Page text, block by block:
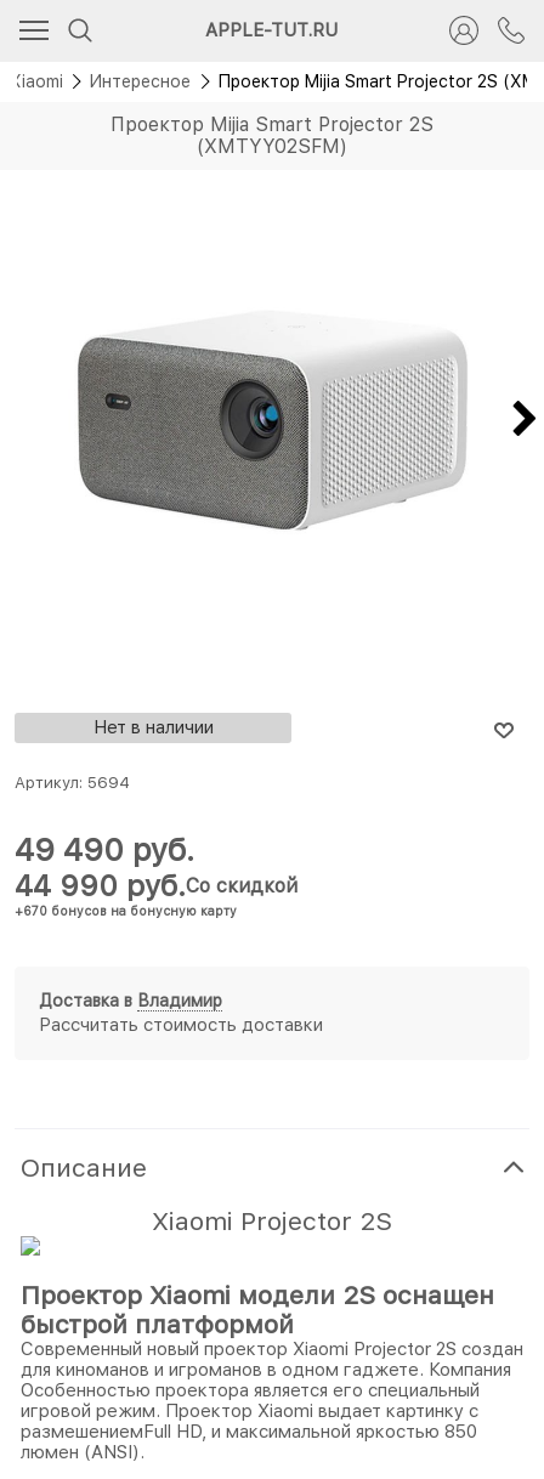
APPLE-TUT.RU
Xiaomi Интересное Проектор Mijia Smart Projector 2S
Проектор Mijia Smart Projector 2S
(XMTYY02SFM)
Новинка
Нет в наличии
Артикул: 5694
44 990 руб.
+670 бонусов на бонусную карту
Со скидкой
49 490 руб.
Доставка в Владимир
Рассчитать стоимость доставки
Описание
Xiaomi Projector 2S
Проектор Xiaomi модели 2S оснащен
быстрой платформой
Современный новый проектор Xiaomi Projector 2S создан
для киноманов и игроманов в одном гаджете. Компания
Особенностью проектора является его специальный
игровой режим. Проектор Xiaomi выдает картинку с
размешениемFull HD, и максимальной яркостью 850
люмен (ANSI).